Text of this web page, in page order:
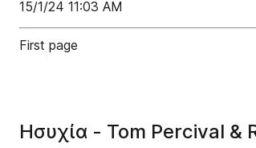
15/1/24 11:03 AM
First page
Ησυχία - Tom Percival &